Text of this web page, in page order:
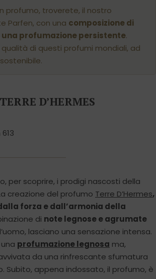
profumo, troverete, il nostro
Parfen, con una composizione di
profumazione persistente.
di questi profumi mondiali, ad
D’HERMES
per scoprire, i prodigi nascosti della
creazione del profumo Terre D’Hermes,
forza e dall’armonia della
di note legnose e agrumate
lasciano una sensazione intensa.
profumazione legnosa ma,
da una rinfrescante sfumatura
Subito, appena indossato, il profumo, è